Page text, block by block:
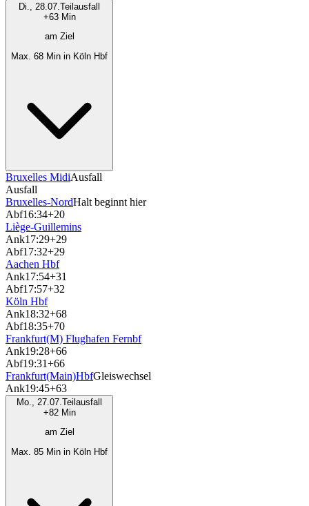
Di., 28.07.Teilausfall
+63 Min
am Ziel
Max. 68 Min in Köln Hbf
Bruxelles MidiAusfall
Ausfall
Bruxelles-NordHalt beginnt hier
Abf16:34+20
Liège-Guillemins
Ank17:29+29
Abf17:32+29
Aachen Hbf
Ank17:54+31
Abf17:57+32
Köln Hbf
Ank18:32+68
Abf18:35+70
Frankfurt(M) Flughafen Fernbf
Ank19:28+66
Abf19:31+66
Frankfurt(Main)HbfGleiswechsel
Ank19:45+63
Mo., 27.07.Teilausfall
+82 Min
am Ziel
Max. 85 Min in Köln Hbf